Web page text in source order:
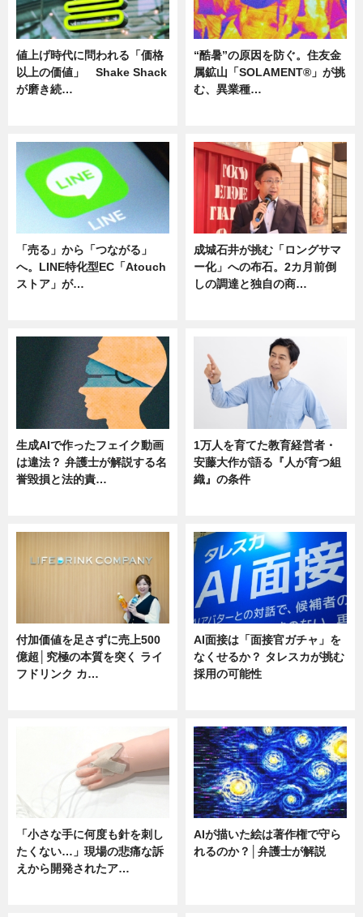
値上げ時代に問われる「価格
以上の価値」 Shake Shack
が磨き続…
“酷暑”の原因を防ぐ。住友金
属鉱山「SOLAMENT®」が挑
む、異業種…
「売る」から「つながる」
へ。LINE特化型EC「Atouch
ストア」が…
成城石井が挑む「ロングサマ
ー化」への布石。2カ月前倒
しの調達と独自の商…
生成AIで作ったフェイク動画
は違法？ 弁護士が解説する名
誉毀損と法的責…
1万人を育てた教育経営者・
安藤大作が語る『人が育つ組
織』の条件
付加価値を足さずに売上500
億超│究極の本質を突く ライ
フドリンク カ…
AI面接は「面接官ガチャ」を
なくせるか？ タレスカが挑む
採用の可能性
「小さな手に何度も針を刺し
たくない…」現場の悲痛な訴
えから開発されたア…
AIが描いた絵は著作権で守ら
れるのか？│弁護士が解説